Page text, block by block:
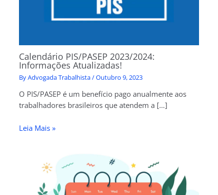
Calendário PIS/PASEP 2023/2024:
Informações Atualizadas!
ByAdvogada Trabalhista/Outubro 9, 2023
O PIS/PASEP é um benefício pago anualmente aos
trabalhadores brasileiros que atendem a […]
Leia Mais »